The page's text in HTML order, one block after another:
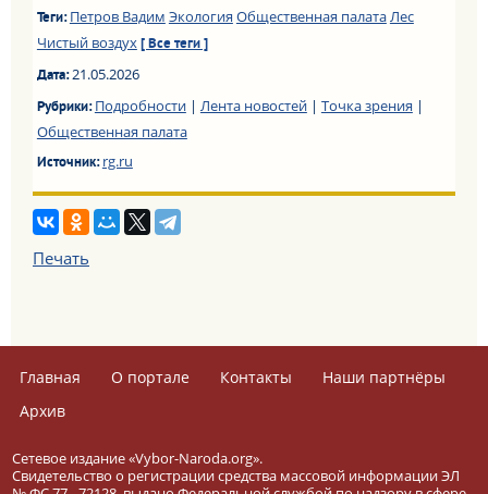
Теги: Петров Вадим Экология Общественная палатаЛес
Чистый воздух [ Все теги ]
Дата:21.05.2026
Рубрики:Подробности| Лента новостей| Точка зрения |
Общественная палата
Источник:rg.ru
Печать
Главная О портале Контакты
Наши партнёры
Архив
Сетевое издание «Vybor-Naroda.org».
Свидетельство о регистрации средства массовой информации ЭЛ